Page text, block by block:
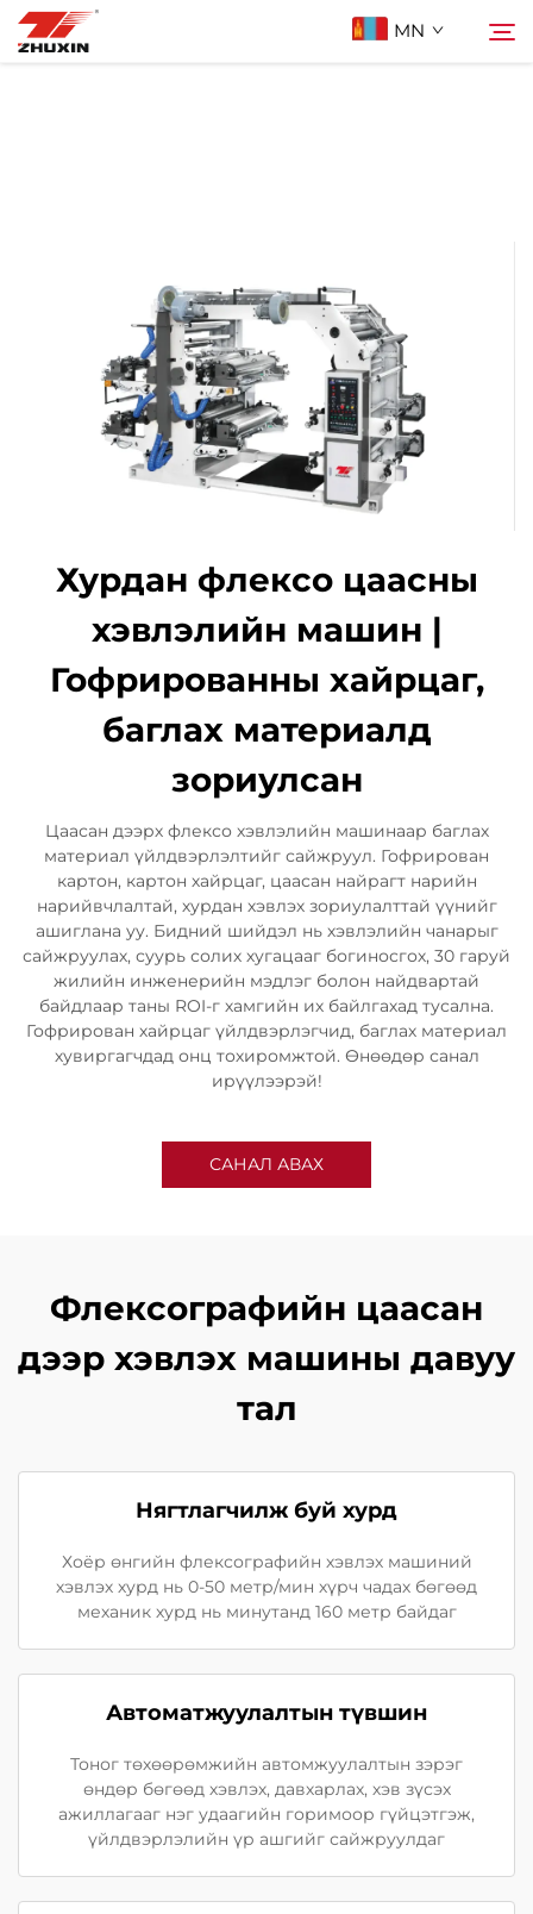
MN
Холбоо Барих
Хурдан флексо цаасны
хэвлэлийн машин |
Гофрированны хайрцаг,
баглах материалд
зориулсан
Цаасан дээрх флексо хэвлэлийн машинаар баглах
материал үйлдвэрлэлтийг сайжруул. Гофрирован
картон, картон хайрцаг, цаасан найрагт нарийн
нарийвчлалтай, хурдан хэвлэх зориулалттай үүнийг
ашиглана уу. Бидний шийдэл нь хэвлэлийн чанарыг
сайжруулах, суурь солих хугацааг богиносгох, 30 гаруй
жилийн инженерийн мэдлэг болон найдвартай
байдлаар таны ROI-г хамгийн их байлгахад тусална.
Гофрирован хайрцаг үйлдвэрлэгчид, баглах материал
хувиргагчдад онц тохиромжтой. Өнөөдөр санал
ирүүлээрэй!
САНАЛ АВАХ
Флексографийн цаасан
дээр хэвлэх машины давуу
тал
Нягтлагчилж буй хурд
Хоёр өнгийн флексографийн хэвлэх машиний
хэвлэх хурд нь 0-50 метр/мин хүрч чадах бөгөөд
механик хурд нь минутанд 160 метр байдаг
Автоматжуулалтын түвшин
Тоног төхөөрөмжийн автомжуулалтын зэрэг
өндөр бөгөөд хэвлэх, давхарлах, хэв зүсэх
ажиллагааг нэг удаагийн горимоор гүйцэтгэж,
үйлдвэрлэлийн үр ашгийг сайжруулдаг